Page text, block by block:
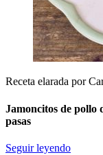
Receta elarada por
Jamoncitos de pollo
pasas
Seguir leyendo